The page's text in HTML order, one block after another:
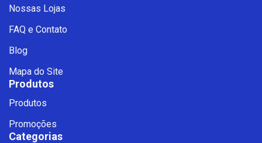
Nossas Lojas
FAQ e Contato
Blog
Mapa do Site
Produtos
Produtos
Promoções
Categorias